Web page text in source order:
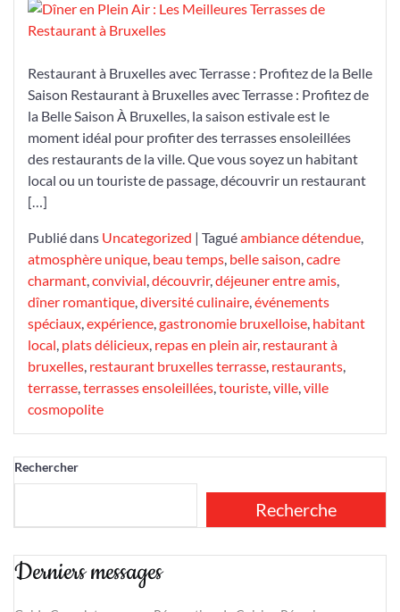
Meilleures
de
Restaurant à Bruxelles avec Terrasse : Profitez de la Belle
Saison Restaurant à Bruxelles avec Terrasse : Profitez de
la Belle Saison À Bruxelles, la saison estivale est le
moment idéal pour profiter des terrasses ensoleillées
des restaurants de la ville. Que vous soyez un habitant
local ou un touriste de passage, découvrir un restaurant
[…]
Publié dans Uncategorized | Taguéambiance détendue,
atmosphère unique, beau temps, belle saison,cadre
charmant,convivial,découvrir,déjeuner entre amis,
dîner romantique,diversité culinaire,événements
spéciaux,expérience,gastronomie bruxelloise, habitant
local, plats délicieux, repas en plein air, restaurant à
bruxelles, restaurant bruxelles terrasse, restaurants,
terrasse,terrasses ensoleillées,touriste,ville,ville
cosmopolite
Rechercher
Recherche
Derniers messages